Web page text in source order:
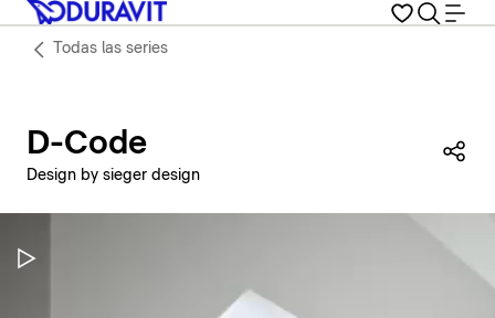
Todas las series
D-Code
Design by sieger design
Pausar vídeo